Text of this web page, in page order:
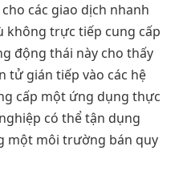
các giao dịch nhanh
không trực tiếp cung cấp
động thái này cho thấy
tử gián tiếp vào các hệ
cấp một ứng dụng thực
có thể tận dụng
một môi trường bán quy